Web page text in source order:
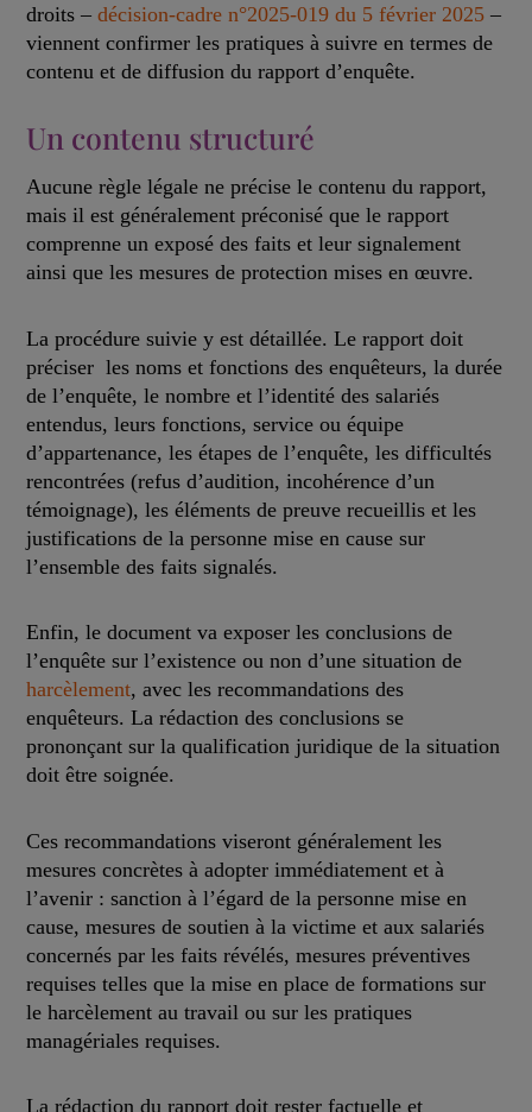
droits –décision-cadre n°2025-019 du 5 février 2025–
viennent confirmer les pratiques à suivre en termes de
contenu et de diffusion du rapport d’enquête.
Un contenu structuré
Aucune règle légale ne précise le contenu du rapport,
mais il est généralement préconisé que le rapport
comprenne un exposé des faits et leur signalement
ainsi que les mesures de protection mises en œuvre.
La procédure suivie y est détaillée. Le rapport doit
préciser les noms et fonctions des enquêteurs, la durée
de l’enquête, le nombre et l’identité des salariés
entendus, leurs fonctions, service ou équipe
d’appartenance, les étapes de l’enquête, les difficultés
rencontrées (refus d’audition, incohérence d’un
témoignage), les éléments de preuve recueillis et les
justifications de la personne mise en cause sur
l’ensemble des faits signalés.
Enfin, le document va exposer les conclusions de
l’enquête sur l’existence ou non d’une situation de
harcèlement, avec les recommandations des
enquêteurs. La rédaction des conclusions se
prononçant sur la qualification juridique de la situation
doit être soignée.
Ces recommandations viseront généralement les
mesures concrètes à adopter immédiatement et à
l’avenir : sanction à l’égard de la personne mise en
cause, mesures de soutien à la victime et aux salariés
concernés par les faits révélés, mesures préventives
requises telles que la mise en place de formations sur
le harcèlement au travail ou sur les pratiques
managériales requises.
La rédaction du rapport doit rester factuelle et